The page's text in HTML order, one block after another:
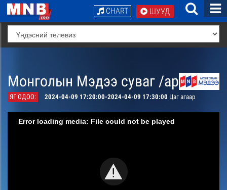
ШУУД
CHART
Монголын Мэдээ суваг /архив/
ЯГ ОДОО: 2024-04-09 17:20:00-2024-04-09 17:30:00 Цаг агаар
Error loading media: File could not be played